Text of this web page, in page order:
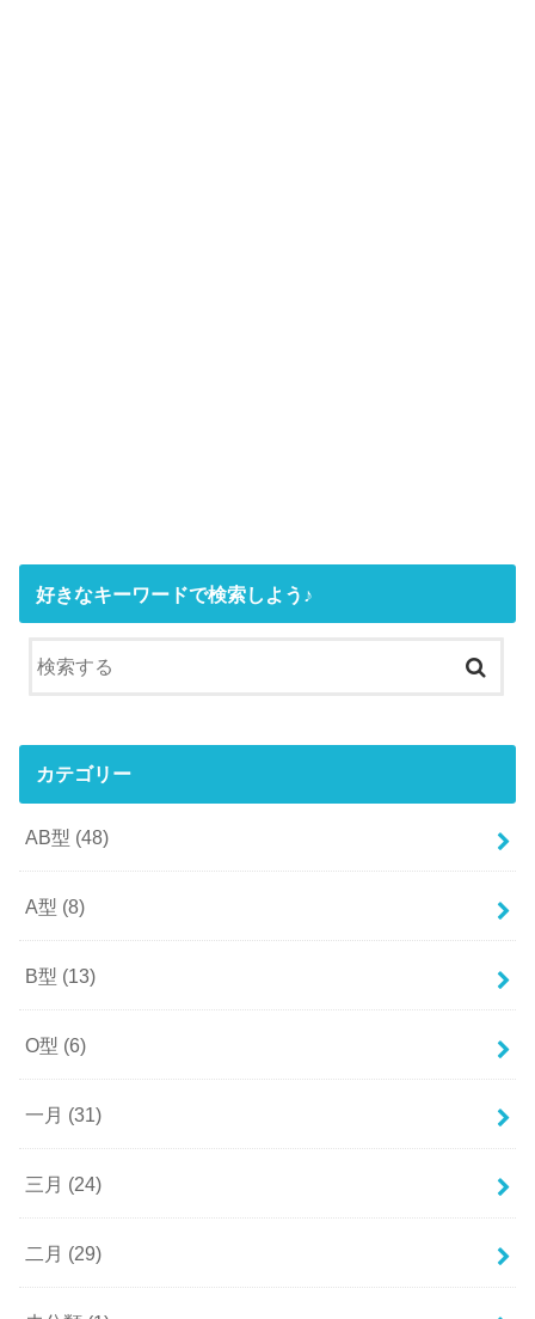
好きなキーワードで検索しよう♪
カテゴリー
AB型 (48)
A型 (8)
B型 (13)
O型 (6)
一月 (31)
三月 (24)
二月 (29)